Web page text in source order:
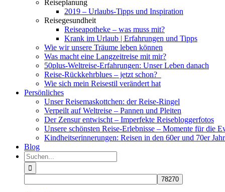
Reiseplanung
2019 – Urlaubs-Tipps und Inspiration
Reisegesundheit
Reiseapotheke – was muss mit?
Krank im Urlaub | Erfahrungen und Tipps
Wie wir unsere Träume leben können
Was macht eine Langzeitreise mit mir?
50plus-Weltreise-Erfahrungen: Unser Leben danach
Reise-Rückkehrblues – jetzt schon?
Wie sich mein Reisestil verändert hat
Persönliches
Unser Reisemaskottchen: der Reise-Ringel
Verpeilt auf Weltreise – Pannen und Pleiten
Der Zensur entwischt – Imperfekte Reisebloggerfotos
Unsere schönsten Reise-Erlebnisse – Momente für die
Kindheitserinnerungen: Reisen in den 60er und 70er
Blog
Suche
nach: